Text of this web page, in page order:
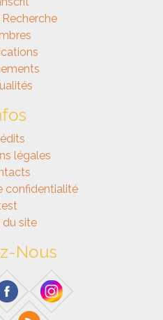
légales
confidentialité
du site
Nous